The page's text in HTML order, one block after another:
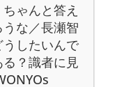
ゃんと答え
な／長瀬智
したいんで
？識者に見